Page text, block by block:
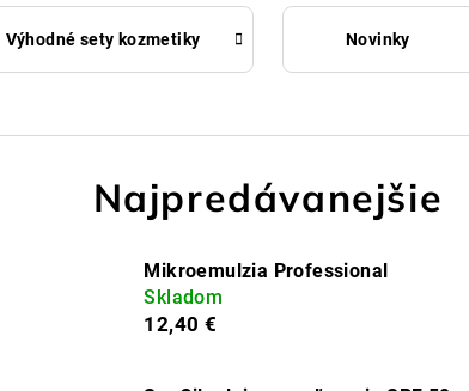
Výhodné sety kozmetiky Novinky
Najpredávanejšie
Mikroemulzia Professional
Skladom
12,40 €